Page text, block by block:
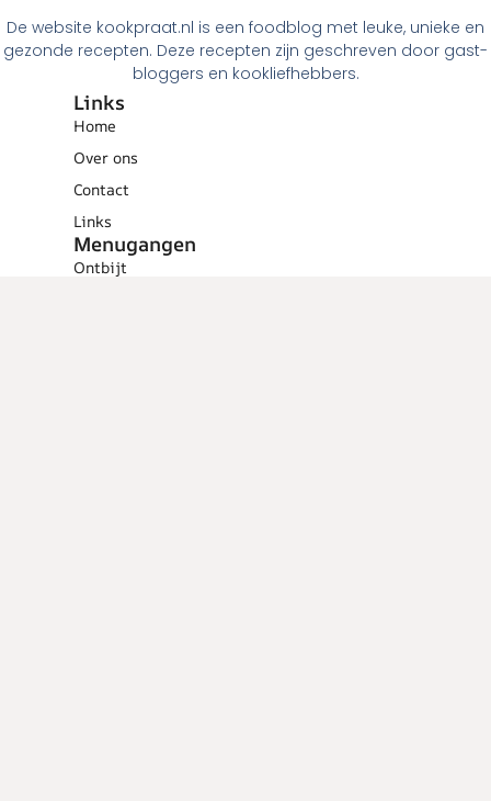
De website kookpraat.nl is een foodblog met leuke, unieke en
gezonde recepten. Deze recepten zijn geschreven door gast-
bloggers en kookliefhebbers.
Links
Home
Over ons
Contact
Links
Menugangen
Ontbijt